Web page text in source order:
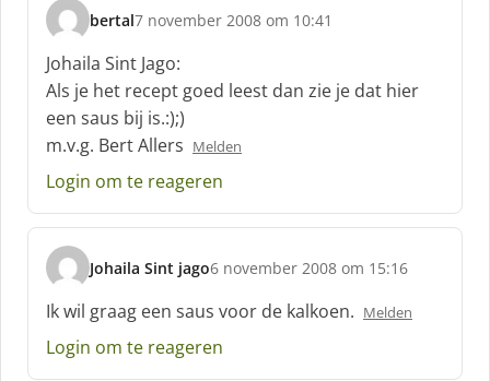
bertal
s
c
h
r
e
e
:
7 november 2008 om 10:41
Johaila Sint Jago:
Als je het recept goed leest dan zie je dat hier
een saus bij is.:);)
m.v.g. Bert Allers Melden
Login om te reageren
Johaila Sint jago
s
c
h
r
6 november 2008 om 15:16
Ik wil graag een saus voor de kalkoen. Melden
Login om te reageren